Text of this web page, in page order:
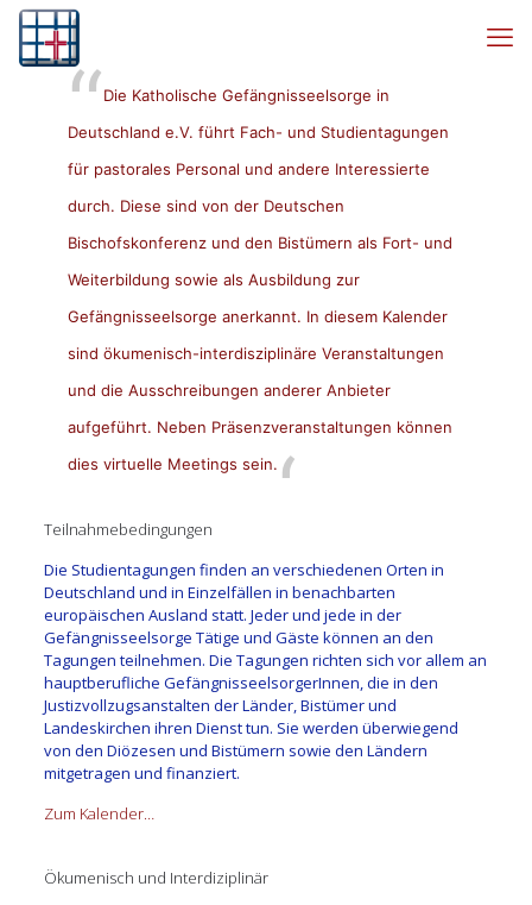
Die Katholische Gefängnisseelsorge in
Deutschland e.V. führt Fach- und Studientagungen
für pastorales Personal und andere Interessierte
durch. Diese sind von der Deutschen
Bischofskonferenz und den Bistümern als Fort- und
Weiterbildung sowie als Ausbildung zur
Gefängnisseelsorge anerkannt. In diesem Kalender
sind ökumenisch-interdisziplinäre Veranstaltungen
und die Ausschreibungen anderer Anbieter
aufgeführt. Neben Präsenzveranstaltungen können
dies virtuelle Meetings sein.
Teilnahmebedingungen
Die Studientagungen finden an verschiedenen Orten in
Deutschland und in Einzelfällen in benachbarten
europäischen Ausland statt. Jeder und jede in der
Gefängnisseelsorge Tätige und Gäste können an den
Tagungen teilnehmen. Die Tagungen richten sich vor allem an
hauptberufliche GefängnisseelsorgerInnen, die in den
Justizvollzugsanstalten der Länder, Bistümer und
Landeskirchen ihren Dienst tun. Sie werden überwiegend
von den Diözesen und Bistümern sowie den Ländern
mitgetragen und finanziert.
Zum Kalender…
Ökumenisch und Interdiziplinär